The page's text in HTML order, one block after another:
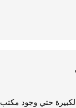
حتي وجود مكتب